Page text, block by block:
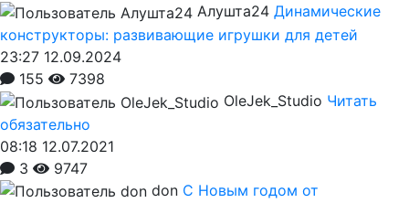
Алушта24 Динамические
конструкторы: развивающие игрушки для детей
23:27 12.09.2024
155
7398
OleJek_Studio Читать
обязательно
08:18 12.07.2021
3
9747
don С Новым годом от